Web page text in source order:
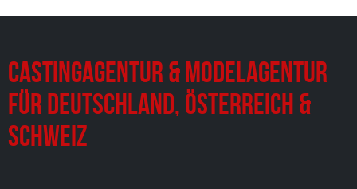
Castingagentur & Modelagentur
für Deutschland, Österreich &
Schweiz